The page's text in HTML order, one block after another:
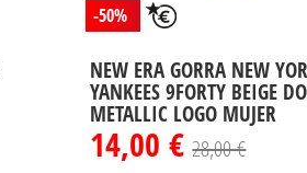
-50%
NEW ERA GORRA NEW
YANKEES 9FORTY BEIGE
METALLIC LOGO MUJER
14,00 €28,00 €